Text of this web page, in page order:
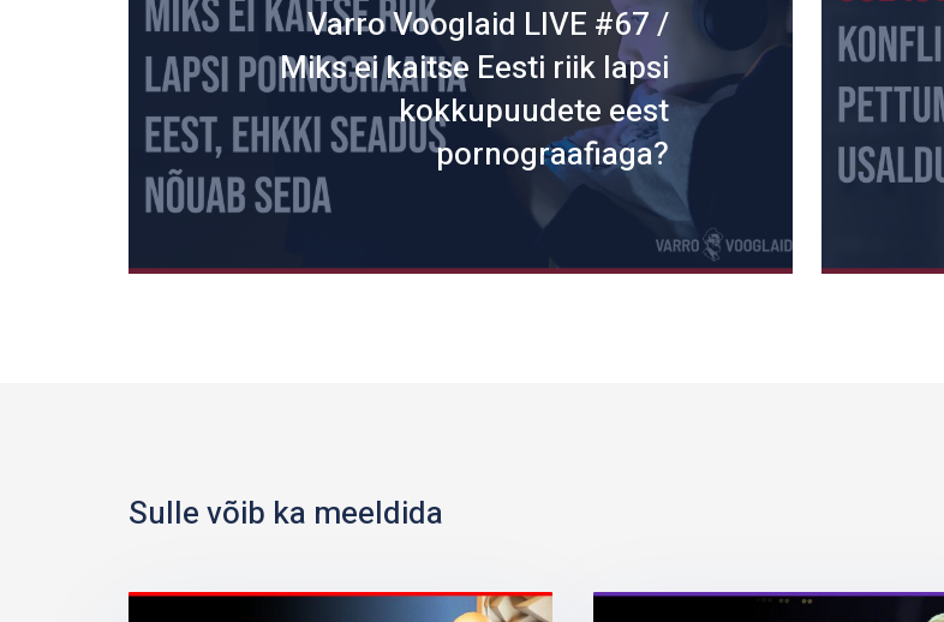
Varro Vooglaid LIVE #67 /
Miks ei kaitse Eesti riik lapsi
kokkupuudete eest
pornograafiaga?
Sulle võib ka meeldida